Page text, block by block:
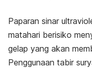
Paparan sinar
matahari berisiko
gelap yang akan
Penggunaan tabir